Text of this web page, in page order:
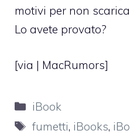
motivi per non
Lo avete provato?
[via | MacRumors]
Categorie
iBook
Tag
fumetti, iBooks,